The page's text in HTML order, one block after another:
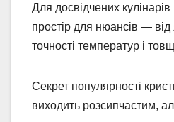
Для досвідчених кулінарів
простір для нюансів —
точності температур і
Секрет популярності
виходить розсипчастим,